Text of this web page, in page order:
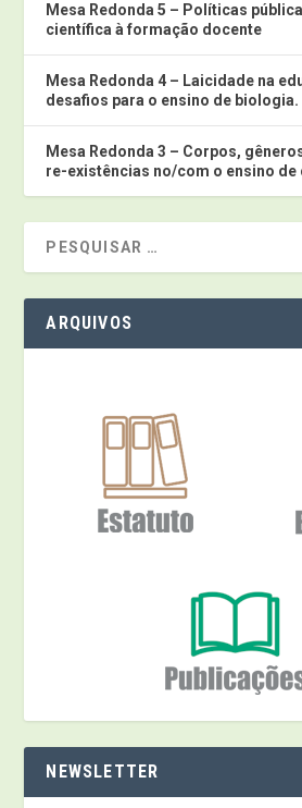
Mesa Redonda 5 – Políticas
científica à formação docente
Mesa Redonda 4 – Laicidade na
desafios para o ensino de biologia.
Mesa Redonda 3 – Corpos,
re-existências no/com o ensino de
ARQUIVOS
NEWSLETTER